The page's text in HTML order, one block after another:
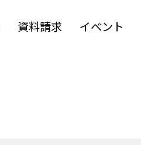
資料請求 イベント